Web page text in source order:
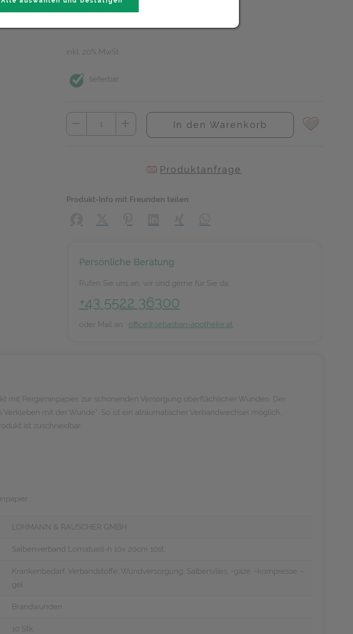
13,50 EUR
inkl. 20% MwSt.
lieferbar
In den Warenkorb
Produktanfrage
Produkt-Info mit Freunden teilen
Persönliche Beratung
Rufen Sie uns an, wir sind gerne für Sie da.
+43 5522 36300
oder Mail an: office@sebastian-apotheke.at
Pergaminpapier, zur schonenden Versorgung oberflächlicher Wunden. Der
mit der Wunde*. So ist ein atraumatischer Verbandwechsel möglich,
ist zuschneidbar.
LOHMANN & RAUSCHER GMBH
Salbenverband Lomatuell-h 10x 20cm 10st
Krankenbedarf, Verbandstoffe, Wundversorgung, Salbenvlies, -gaze, -kompresse, -
gel
Brandwunden
10 Stk.